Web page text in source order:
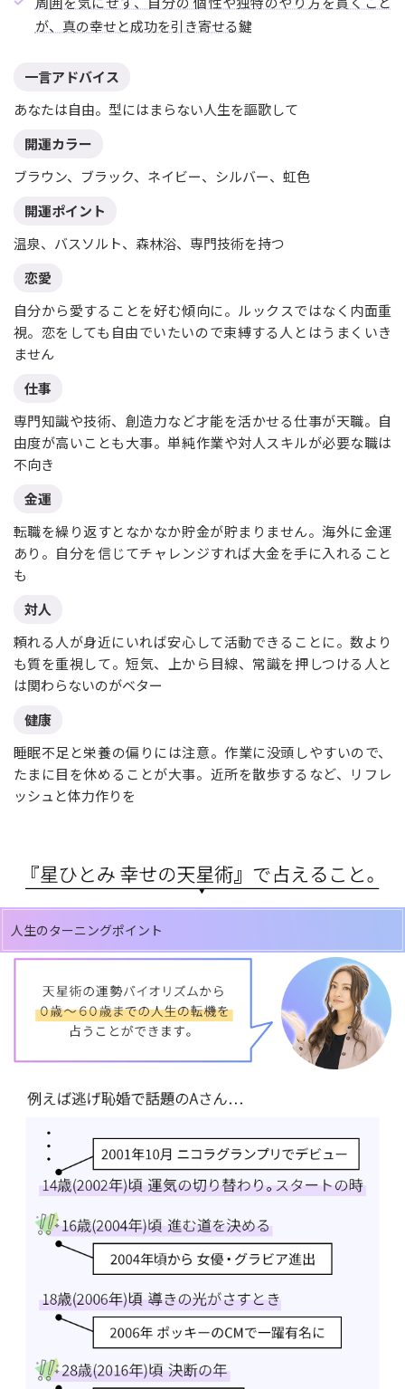
が、真の幸せと成功を引き寄せる鍵
一言アドバイス
あなたは自由。型にはまらない人生を謳歌して
開運カラー
ブラウン、ブラック、ネイビー、シルバー、虹色
開運ポイント
温泉、バスソルト、森林浴、専門技術を持つ
恋愛
自分から愛することを好む傾向に。ルックスではなく内面重
視。恋をしても自由でいたいので束縛する人とはうまくいき
ません
仕事
専門知識や技術、創造力など才能を活かせる仕事が天職。自
由度が高いことも大事。単純作業や対人スキルが必要な職は
不向き
金運
転職を繰り返すとなかなか貯金が貯まりません。海外に金運
あり。自分を信じてチャレンジすれば大金を手に入れること
も
対人
頼れる人が身近にいれば安心して活動できることに。数より
も質を重視して。短気、上から目線、常識を押しつける人と
は関わらないのがベター
健康
睡眠不足と栄養の偏りには注意。作業に没頭しやすいので、
たまに目を休めることが大事。近所を散歩するなど、リフレ
ッシュと体力作りを
人生のターニングポイント